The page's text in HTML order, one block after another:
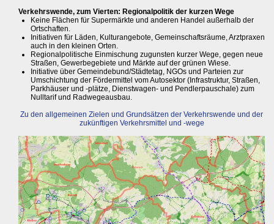
Verkehrswende, zum Vierten: Regionalpolitik der kurzen Wege
Keine Flächen für Supermärkte und anderen Handel außerhalb der
Ortschaften.
Initiativen für Läden, Kulturangebote, Gemeinschaftsräume, Arztpraxen
auch in den kleinen Orten.
Regionalpolitische Einmischung zugunsten kurzer Wege, gegen neue
Straßen, Gewerbegebiete und Märkte auf der grünen Wiese.
Initiative über Gemeindebund/Städtetag, NGOs und Parteien zur
Umschichtung der Fördermittel vom Autosektor (Infrastruktur, Straßen,
Parkhäuser und -plätze, Dienstwagen- und Pendlerpauschale) zum
Nulltarif und Radwegeausbau.
Zu den allgemeinen Zielen und Grundsätzen der Verkehrswende und der
zukünftigen Verkehrsmittel und -wege